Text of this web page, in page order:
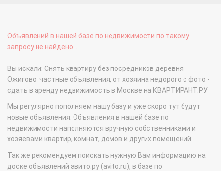
Объявлений в нашей базе по недвижимости по такому
запросу не найдено...
Вы искали: Снять квартиру без посредников деревня
Ожигово, частные объявления, от хозяина недорого с фото -
сдать в аренду недвижимость в Москве на КВАРТИРАНТ.РУ
Мы регулярно пополняем нашу базу и уже скоро тут будут
новые объявления. Объявления в нашей базе по
недвижимости наполняются вручную собственниками и
хозяевами квартир, комнат, домов и других помещений.
Так же рекомендуем поискать нужную Вам информацию на
доске объявлений авито.ру (avito.ru), в базе по